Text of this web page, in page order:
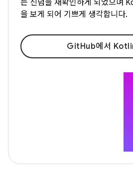
는 신념을 재확인하게 되었으며
을 보게 되어 기쁘게 생각합니다.
GitHub에서